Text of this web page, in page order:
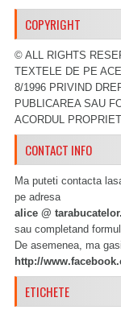
COPYRIGHT
© ALL RIGHTS
TEXTELE DE PE
8/1996 PRIVIND
PUBLICAREA SAU
ACORDUL
CONTACT INFO
Ma puteti contacta
pe adresa
alice @
sau completand
De asemenea, ma
http://
ETICHETE